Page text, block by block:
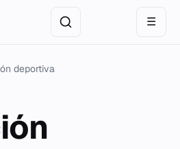
☰
deportiva